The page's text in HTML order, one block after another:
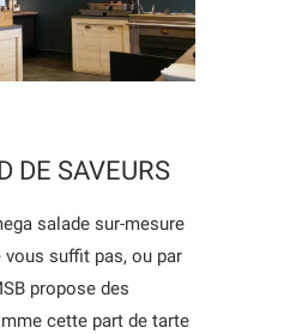
DE SAVEURS
salade sur-mesure
suffit pas, ou par
propose des
cette part de tarte